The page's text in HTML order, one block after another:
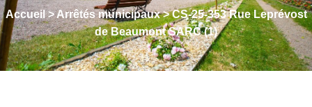
Accueil>Arrêtés municipaux>CS-25-353 Rue Leprévost
de Beaumont SARC (1)